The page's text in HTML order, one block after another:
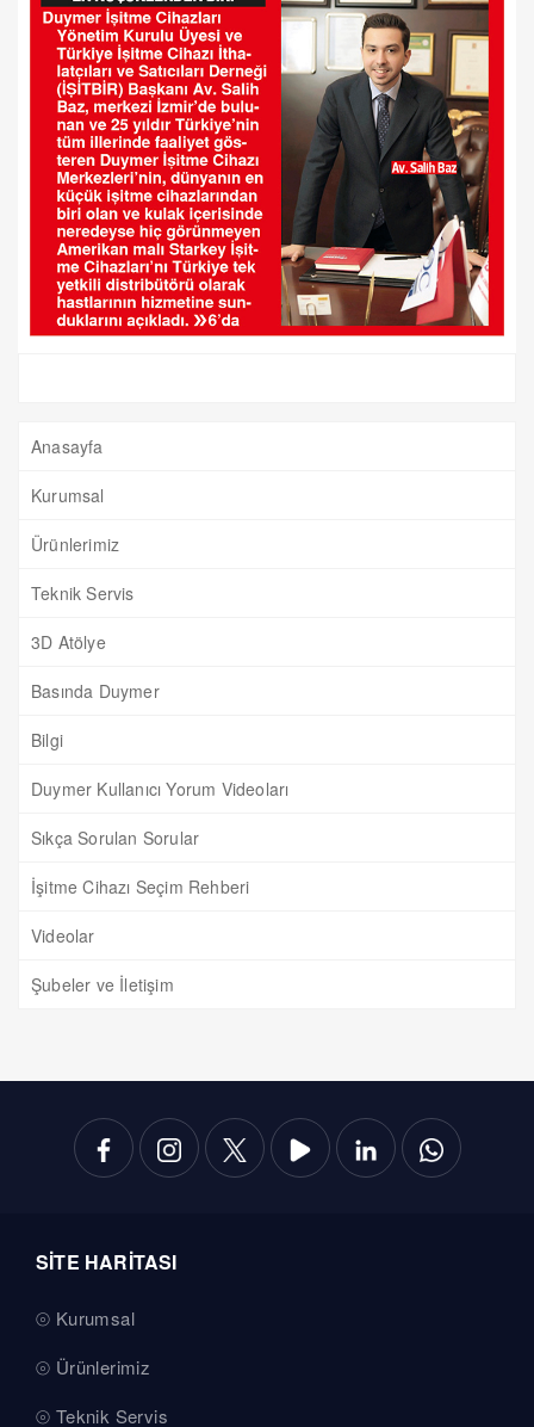
Anasayfa
Kurumsal
Ürünlerimiz
Teknik Servis
3D Atölye
Basında Duymer
Bilgi
Duymer Kullanıcı Yorum Videoları
Sıkça Sorulan Sorular
İşitme Cihazı Seçim Rehberi
Videolar
Şubeler ve İletişim
SİTE HARİTASI
Kurumsal
Ürünlerimiz
Teknik Servis